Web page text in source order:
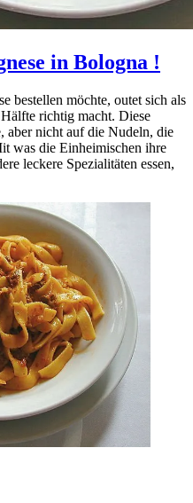
in Bologna !
bestellen möchte, outet sich als
richtig macht. Diese
aber nicht auf die Nudeln, die
was die Einheimischen ihre
leckere Spezialitäten essen,